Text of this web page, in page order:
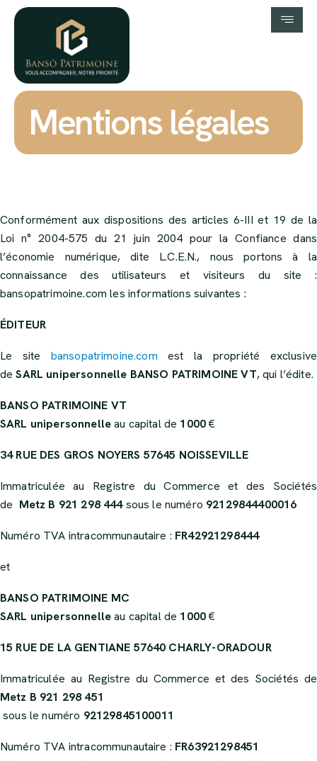
Mentions légales
Conformément aux dispositions des articles 6-III et 19 de la
Loi n° 2004-575 du 21 juin 2004 pour la Confiance dans
l’économie numérique, dite L.C.E.N., nous portons à la
connaissance des utilisateurs et visiteurs du site :
bansopatrimoine.com les informations suivantes :
ÉDITEUR
Le site bansopatrimoine.com est la propriété exclusive
deSARL unipersonnelle BANSO PATRIMOINE VT, qui l’édite.
BANSO PATRIMOINE VT
SARL unipersonnelleau capital de 1000€
34 RUE DES GROS NOYERS 57645 NOISSEVILLE
Immatriculée au Registre du Commerce et des Sociétés
de Metz B 921 298 444sous le numéro 92129844400016
Numéro TVA intracommunautaire : FR42921298444
et
BANSO PATRIMOINE MC
SARL unipersonnelleau capital de 1000€
15 RUE DE LA GENTIANE 57640 CHARLY-ORADOUR
Immatriculée au Registre du Commerce et des Sociétés de
Metz B 921 298 451
sous le numéro 92129845100011
Numéro TVA intracommunautaire : FR63921298451